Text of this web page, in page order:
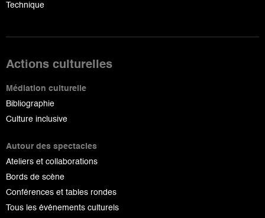
Technique
Actions culturelles
Médiation culturelle
Bibliographie
Culture inclusive
Autour des spectacles
Ateliers et collaborations
Bords de scène
Conférences et tables rondes
Tous les événements culturels